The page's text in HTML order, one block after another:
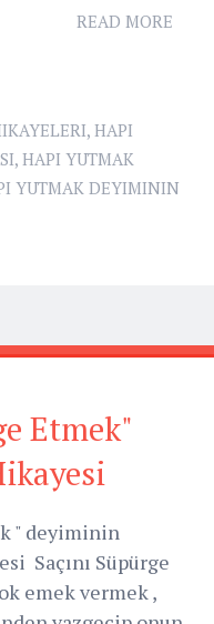
READ MORE
, HAPI
, HAPI YUTMAK
YUTMAK DEYIMININ
Etmek"
" deyiminin
Saçını Süpürge
emek vermek ,